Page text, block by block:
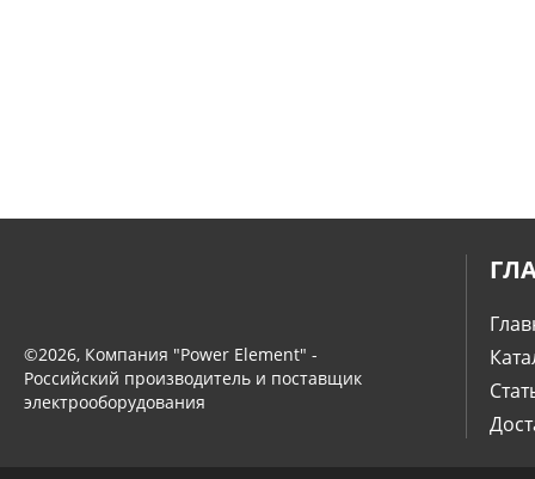
©2026, Компания "Power Element" -
Российский производитель и поставщик
электрооборудования